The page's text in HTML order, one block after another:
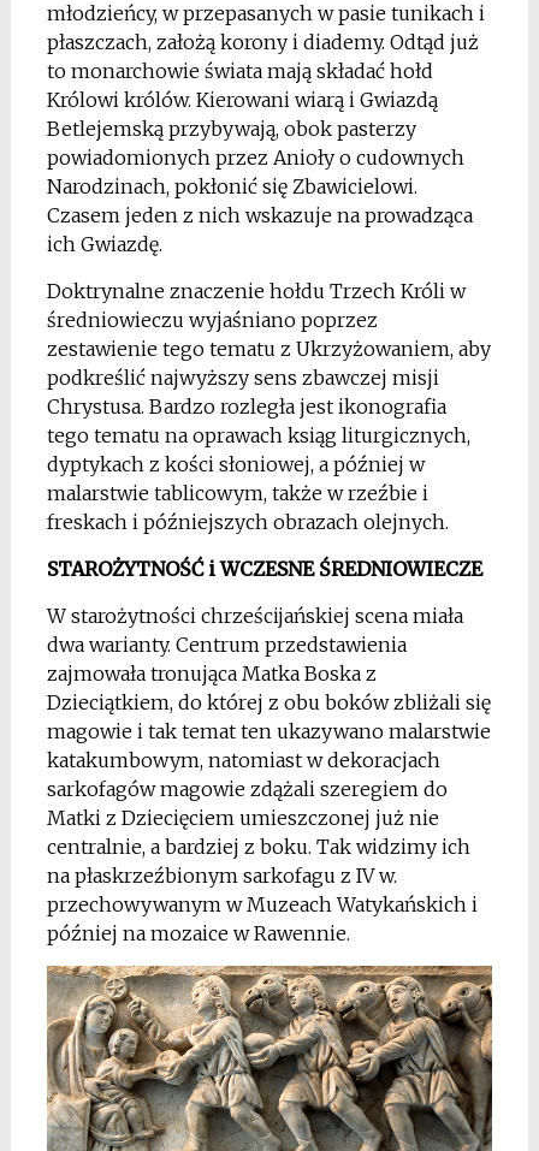
młodzieńcy, w przepasanych w pasie tunikach i
płaszczach, założą korony i diademy. Odtąd już
to monarchowie świata mają składać hołd
Królowi królów. Kierowani wiarą i Gwiazdą
Betlejemską przybywają, obok pasterzy
powiadomionych przez Anioły o cudownych
Narodzinach, pokłonić się Zbawicielowi.
Czasem jeden z nich wskazuje na prowadząca
ich Gwiazdę.
Doktrynalne znaczenie hołdu Trzech Króli w
średniowieczu wyjaśniano poprzez
zestawienie tego tematu z Ukrzyżowaniem, aby
podkreślić najwyższy sens zbawczej misji
Chrystusa. Bardzo rozległa jest ikonografia
tego tematu na oprawach ksiąg liturgicznych,
dyptykach z kości słoniowej, a później w
malarstwie tablicowym, także w rzeźbie i
freskach i późniejszych obrazach olejnych.
STAROŻYTNOŚĆ i WCZESNE ŚREDNIOWIECZE
W starożytności chrześcijańskiej scena miała
dwa warianty. Centrum przedstawienia
zajmowała tronująca Matka Boska z
Dzieciątkiem, do której z obu boków zbliżali się
magowie i tak temat ten ukazywano malarstwie
katakumbowym, natomiast w dekoracjach
sarkofagów magowie zdążali szeregiem do
Matki z Dziecięciem umieszczonej już nie
centralnie, a bardziej z boku. Tak widzimy ich
na płaskrzeźbionym sarkofagu z IV w.
przechowywanym w Muzeach Watykańskich i
później na mozaice w Rawennie.